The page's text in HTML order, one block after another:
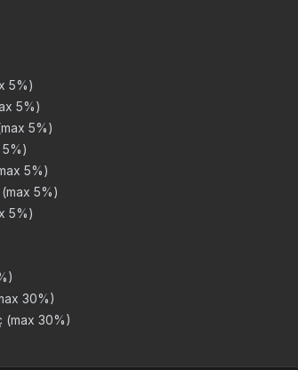
5%)
5%)
5%)
5%)
5%)
5%)
5%)
30%)
(max 30%)